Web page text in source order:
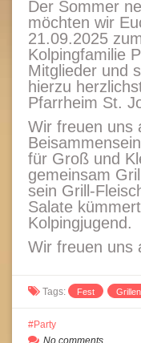
Der Sommer
möchten wir
21.09.2025
Kolpingfamilie
Mitglieder und
hierzu
Pfarrheim St.
Wir freuen uns
für Groß und
gemeinsam
sein Grill-
Salate
Kolpingjugend.
Wir freuen uns
Tags: Fest Grillen
Party